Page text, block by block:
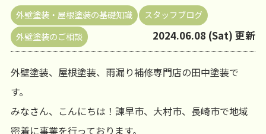
外壁塗装・屋根塗装の基礎知識
スタッフブログ
外壁塗装のご相談
2024.06.08 (Sat) 更新
外壁塗装、屋根塗装、雨漏り補修専門店の田中塗装で
す。
みなさん、こんにちは！諫早市、大村市、長崎市で地域
密着に事業を行っております。